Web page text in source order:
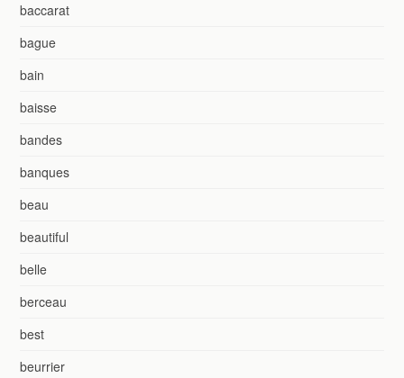
baccarat
bague
bain
baisse
bandes
banques
beau
beautiful
belle
berceau
best
beurrier